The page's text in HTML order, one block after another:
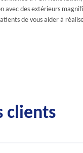
des extérieurs
de vous aider à
clients